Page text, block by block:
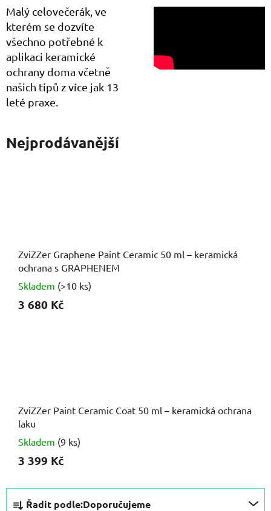
Malý celovečerák, ve
kterém se dozvíte
všechno potřebné k
aplikaci keramické
ochrany doma včetně
našich tipů z více jak 13
leté praxe.
Nejprodávanější
ZviZZer Graphene Paint Ceramic 50 ml – keramická
ochrana s GRAPHENEM
Skladem (>10 ks)
3 680 Kč
ZviZZer Paint Ceramic Coat 50 ml – keramická ochrana
laku
Skladem (9 ks)
3 399 Kč
Ř
Řadit podle:Doporučujeme